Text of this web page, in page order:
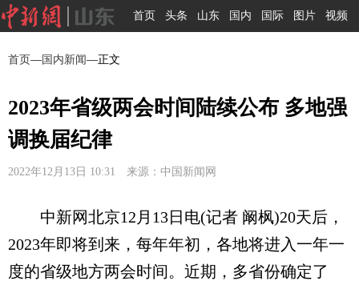
首页 头条 山东 国内 国际 图片 视频
首页— 国内新闻—正文
2023年省级两会时间陆续公布 多地强
调换届纪律
2022年12月13日 10:31 来源：中国新闻网
中新网北京12月13日电(记者 阚枫)20天后，
2023年即将到来，每年年初，各地将进入一年一
度的省级地方两会时间。近期，多省份确定了